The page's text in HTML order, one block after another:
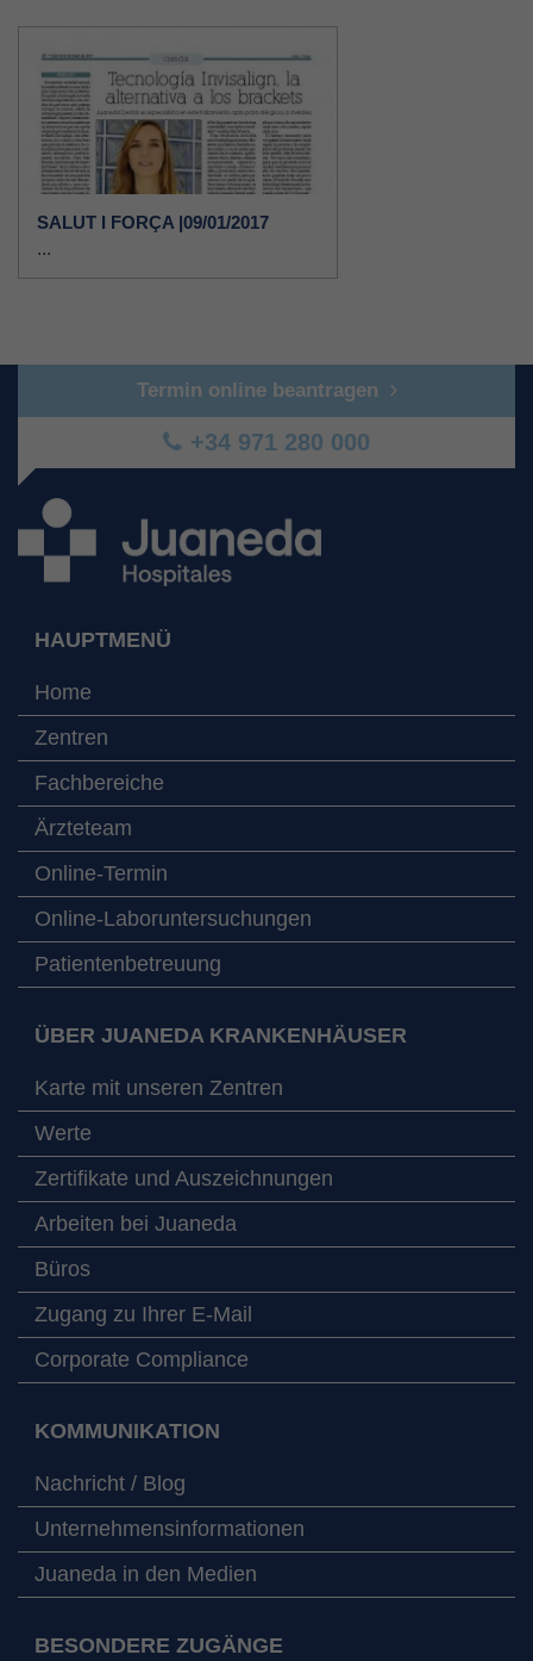
SALUT I FORÇA |09/01/2017
...
Termin online beantragen
+34 971 280 000
HAUPTMENÜ
Home
Zentren
Fachbereiche
Ärzteteam
Online-Termin
Online-Laboruntersuchungen
Patientenbetreuung
ÜBER JUANEDA KRANKENHÄUSER
Karte mit unseren Zentren
Werte
Zertifikate und Auszeichnungen
Arbeiten bei Juaneda
Büros
Zugang zu Ihrer E-Mail
Corporate Compliance
KOMMUNIKATION
Nachricht / Blog
Unternehmensinformationen
Juaneda in den Medien
BESONDERE ZUGÄNGE